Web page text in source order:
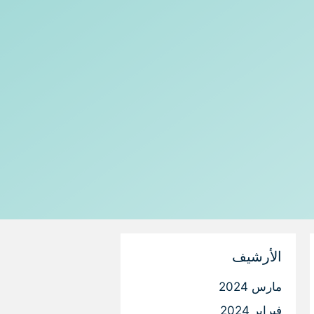
الأرشيف
مارس 2024
فبراير 2024